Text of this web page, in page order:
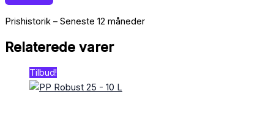
Prishistorik – Seneste 12 måneder
Relaterede varer
Tilbud!